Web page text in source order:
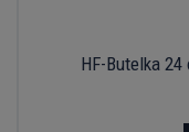
HF-Butelka 24